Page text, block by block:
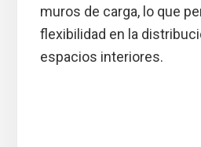
muros de carga, lo que
flexibilidad en la
espacios interiores.